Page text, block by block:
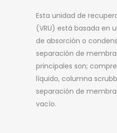
Esta unidad de
(VRU) está basada en
de absorción o
separación de
principales son;
líquido, columna
separación de
vacío.